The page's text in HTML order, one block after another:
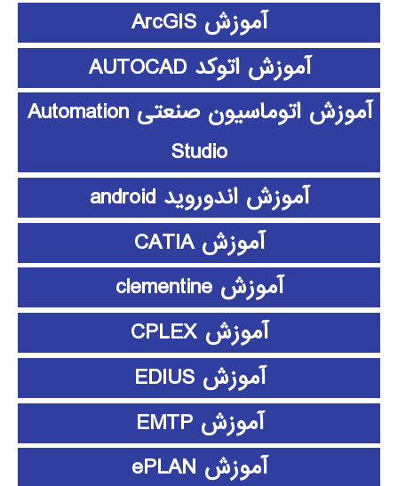
آموزش ArcGIS
آموزش اتوکد AUTOCAD
آموزش اتوماسیون صنعتی Automation
Studio
آموزش اندوروید android
آموزش CATIA
آموزش clementine
آموزش CPLEX
آموزش EDIUS
آموزش EMTP
آموزش ePLAN